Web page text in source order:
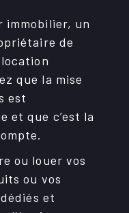
immo­bi­lier, un
de
que la mise
est
et que c’est la
ou louer vos
ou vos
et